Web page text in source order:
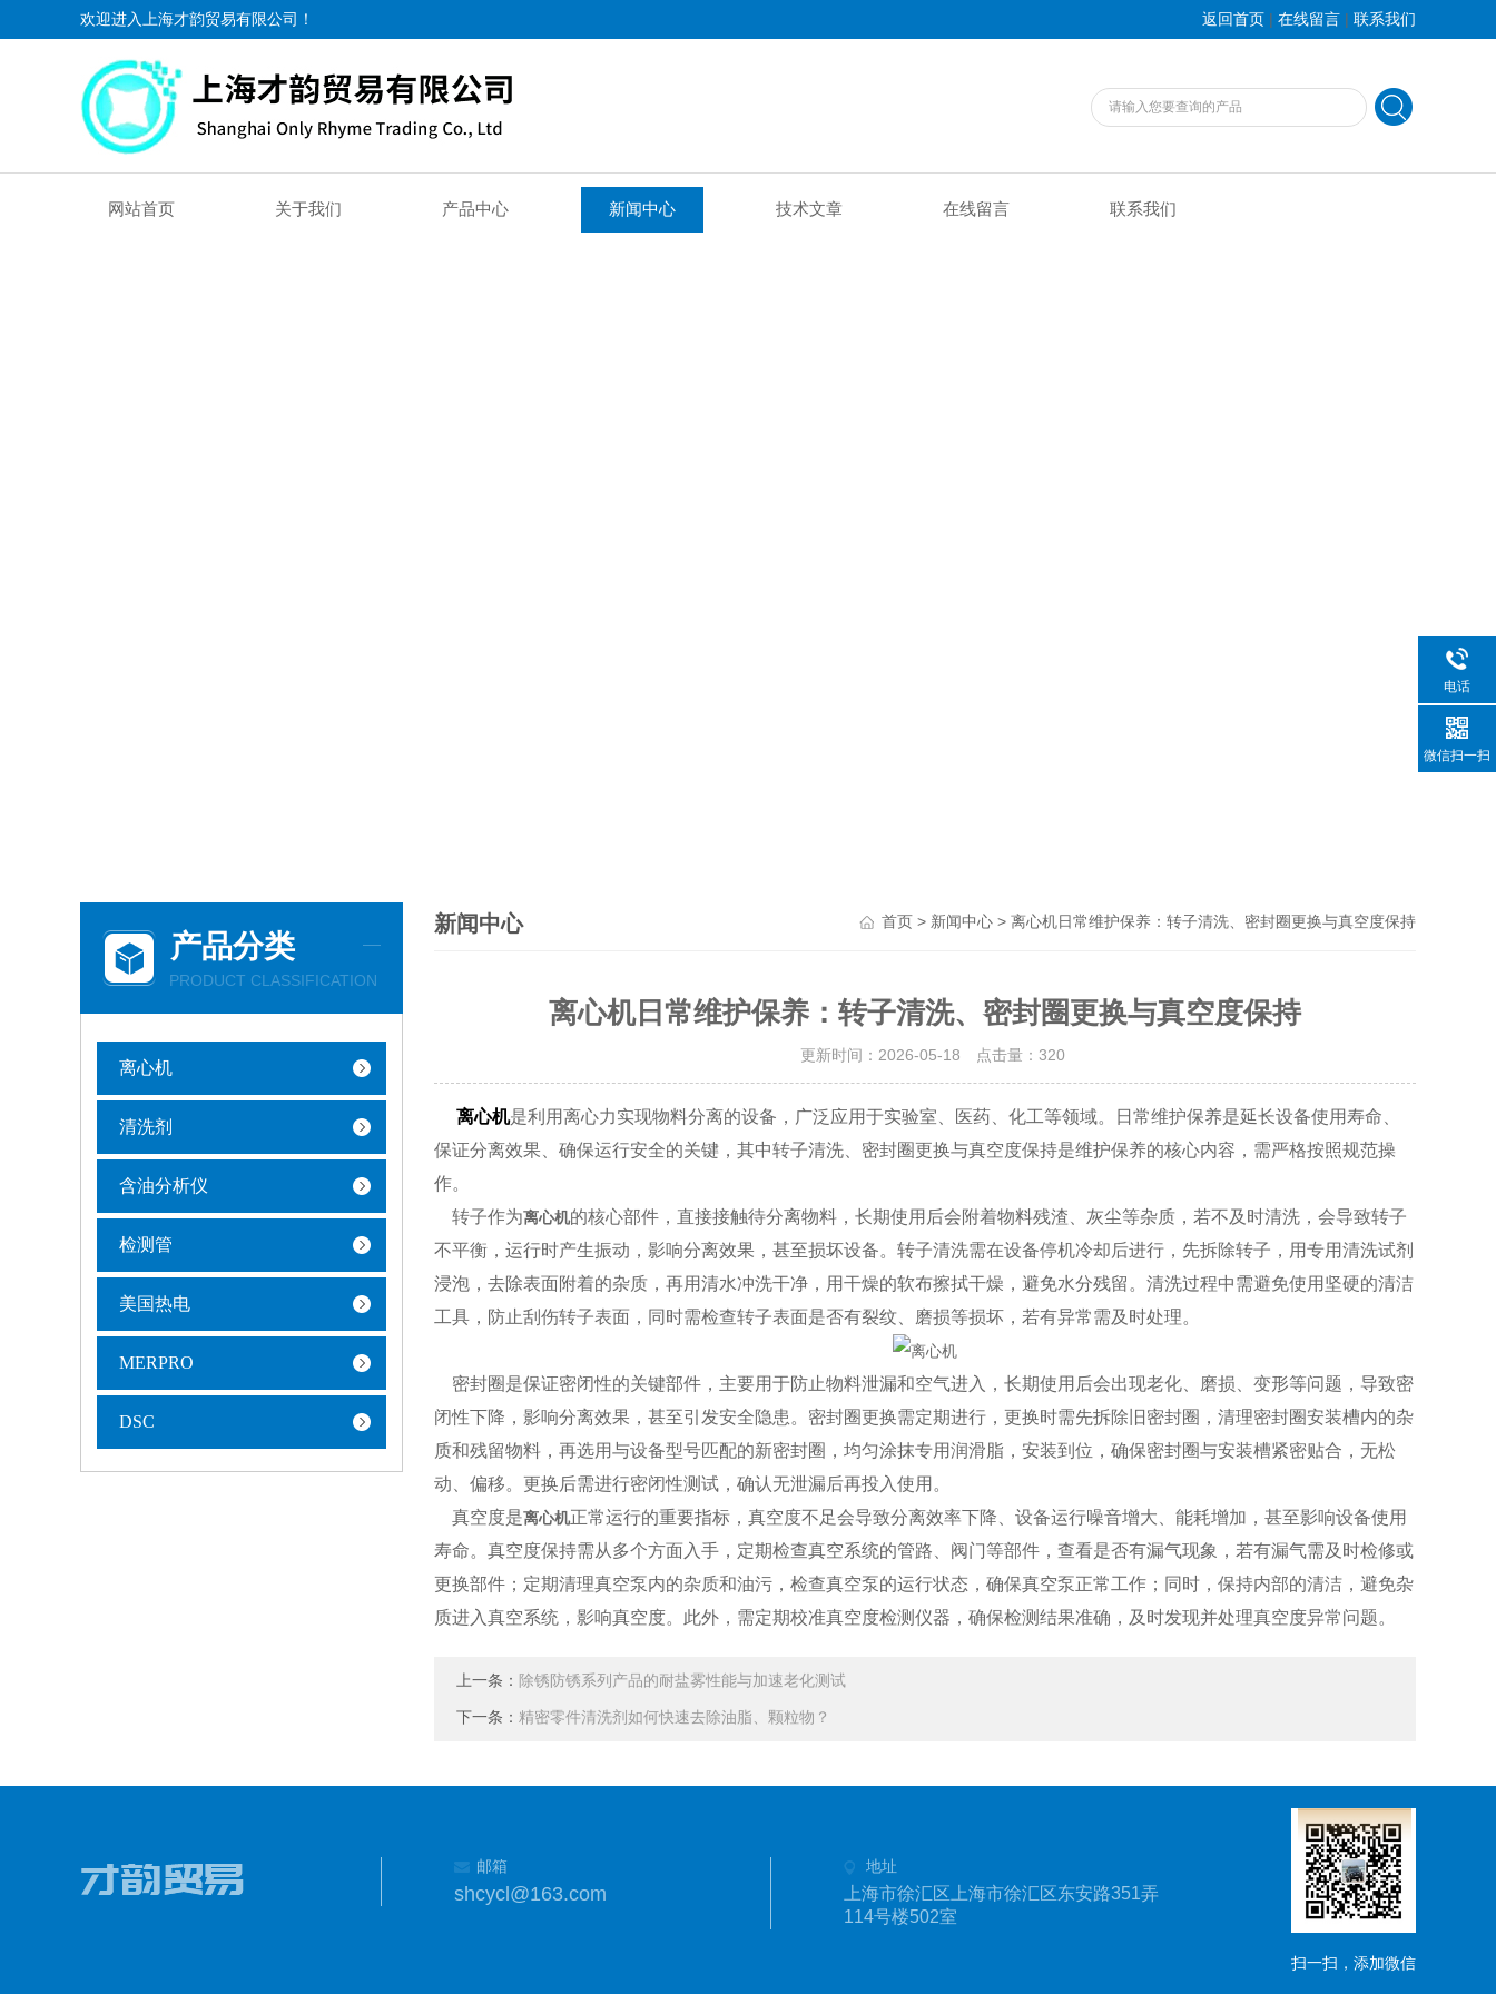
欢迎进入上海才韵贸易有限公司！ 返回首页 | 在线留言 | 联系我们
网站首页 关于我们 产品中心 新闻中心 技术文章 在线留言 联系我们
产品分类
PRODUCT CLASSIFICATION
离心机
清洗剂
含油分析仪
检测管
美国热电
MERPRO
DSC
新闻中心 首页 > 新闻中心 > 离心机日常维护保养：转子清洗、密封圈更换与真空度保持
离心机日常维护保养：转子清洗、密封圈更换与真空度保持
更新时间：2026-05-18 点击量： 320
离心机是利用离心力实现物料分离的设备，广泛应用于实验室、医药、化工等领域。日常维护保养是延长设备使用寿命、
保证分离效果、确保运行安全的关键，其中转子清洗、密封圈更换与真空度保持是维护保养的核心内容，需严格按照规范操
作。
转子作为离心机的核心部件，直接接触待分离物料，长期使用后会附着物料残渣、灰尘等杂质，若不及时清洗，会导致转子
不平衡，运行时产生振动，影响分离效果，甚至损坏设备。转子清洗需在设备停机冷却后进行，先拆除转子，用专用清洗试剂
浸泡，去除表面附着的杂质，再用清水冲洗干净，用干燥的软布擦拭干燥，避免水分残留。清洗过程中需避免使用坚硬的清洁
工具，防止刮伤转子表面，同时需检查转子表面是否有裂纹、磨损等损坏，若有异常需及时处理。
密封圈是保证密闭性的关键部件，主要用于防止物料泄漏和空气进入，长期使用后会出现老化、磨损、变形等问题，导致密
闭性下降，影响分离效果，甚至引发安全隐患。密封圈更换需定期进行，更换时需先拆除旧密封圈，清理密封圈安装槽内的杂
质和残留物料，再选用与设备型号匹配的新密封圈，均匀涂抹专用润滑脂，安装到位，确保密封圈与安装槽紧密贴合，无松
动、偏移。更换后需进行密闭性测试，确认无泄漏后再投入使用。
真空度是离心机正常运行的重要指标，真空度不足会导致分离效率下降、设备运行噪音增大、能耗增加，甚至影响设备使用
寿命。真空度保持需从多个方面入手，定期检查真空系统的管路、阀门等部件，查看是否有漏气现象，若有漏气需及时检修或
更换部件；定期清理真空泵内的杂质和油污，检查真空泵的运行状态，确保真空泵正常工作；同时，保持内部的清洁，避免杂
质进入真空系统，影响真空度。此外，需定期校准真空度检测仪器，确保检测结果准确，及时发现并处理真空度异常问题。
上一条： 除锈防锈系列产品的耐盐雾性能与加速老化测试
下一条： 精密零件清洗剂如何快速去除油脂、颗粒物？
邮箱
shcycl@163.com
地址
上海市徐汇区上海市徐汇区东安路351弄
114号楼502室
扫一扫，添加微信
电话
微信扫一扫